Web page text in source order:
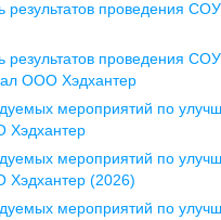
д. 10,
д. 2А, этаж 3,
результатов проведения
результатов проведения
ООО Хэдхантер
мероприятий по
Хэдхантер
мероприятий по
Хэдхантер (2026)
мероприятий по